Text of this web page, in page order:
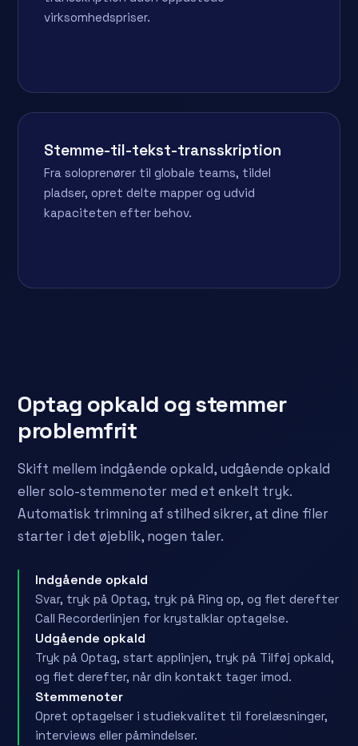
virksomhedspriser.
Stemme-til-tekst-transskription
Fra soloprenører til globale teams, tildel
pladser, opret delte mapper og udvid
kapaciteten efter behov.
Optag opkald og stemmer
problemfrit
Skift mellem indgående opkald, udgående opkald
eller solo-stemmenoter med et enkelt tryk.
Automatisk trimning af stilhed sikrer, at dine filer
starter i det øjeblik, nogen taler.
Indgående opkald
Svar, tryk på Optag, tryk på Ring op, og flet derefter
Call Recorderlinjen for krystalklar optagelse.
Udgående opkald
Tryk på Optag, start applinjen, tryk på Tilføj opkald,
og flet derefter, når din kontakt tager imod.
Stemmenoter
Opret optagelser i studiekvalitet til forelæsninger,
interviews eller påmindelser.